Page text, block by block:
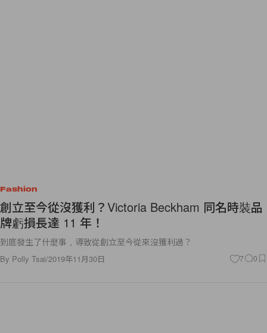
Fashion
創立至今從沒獲利？Victoria Beckham 同名時裝品
牌虧損長達 11 年！
到底發生了什麼事，導致從創立至今從來沒獲利過？
By Polly Tsai/2019年11月30日 7 0